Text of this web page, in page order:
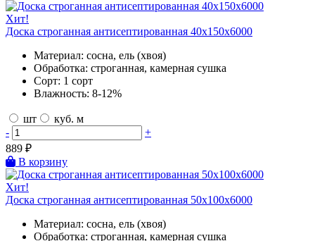
Хит!
Доска строганная антисептированная 40х150х6000
Материал: сосна, ель (хвоя)
Обработка: строганная, камерная сушка
Сорт: 1 сорт
Влажность: 8-12%
шт
куб. м
-
+
889 ₽
В корзину
Хит!
Доска строганная антисептированная 50х100х6000
Материал: сосна, ель (хвоя)
Обработка: строганная, камерная сушка